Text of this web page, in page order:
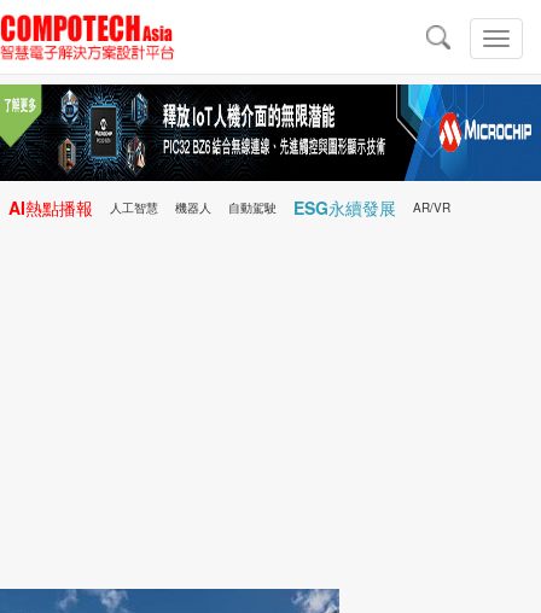
切
換
導
航
AI熱點播報 人工智慧 機器人 自動駕駛 ESG永續發展 AR/VR